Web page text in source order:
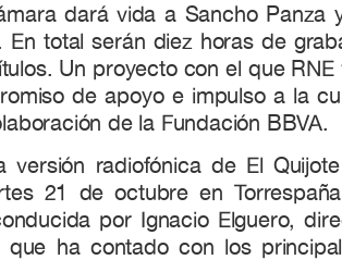
dará vida a Sancho Panza
En total serán diez horas de
Un proyecto con el que
de apoyo e impulso a la
de la Fundación BBVA.
versión radiofónica de El
21 de octubre en
por Ignacio Elguero,
que ha contado con los